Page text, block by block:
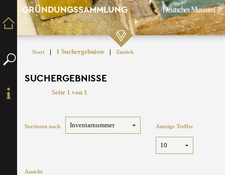
GRÜNDUNGSSAMMLUNG
Start | 1 Suchergebnisse | Zurück
SUCHERGEBNISSE
Seite 1 von 1
Sortieren nach Anzeige Treffer
Ansicht